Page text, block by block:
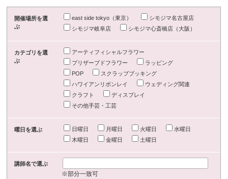
開催場所を選
ぶ
east side tokyo（東京）
シモジマ名古屋店
シモジマ岐阜店
シモジマ心斎橋店（大阪）
カテゴリを選
ぶ
アーティフィシャルフラワー
プリザーブドフラワー
ラッピング
POP
スクラップブッキング
ハワイアンリボンレイ
ウェディング関連
クラフト
ディスプレイ
その他手芸・工芸
曜日を選ぶ 日曜日 月曜日 火曜日
水曜日
木曜日
金曜日 土曜日
講師名で選ぶ
※部分一致可